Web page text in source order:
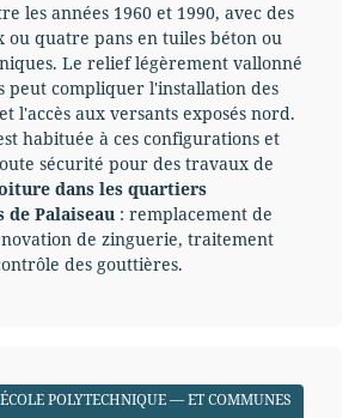
les années 1960 et 1990, avec des
ou quatre pans en tuiles béton ou
Le relief légèrement vallonné
peut compliquer l'installation des
l'accès aux versants exposés nord.
habituée à ces configurations et
sécurité pour des travaux de
dans les quartiers
Palaiseau : remplacement de
de zinguerie, traitement
des gouttières.
POLYTECHNIQUE — ET COMMUNES